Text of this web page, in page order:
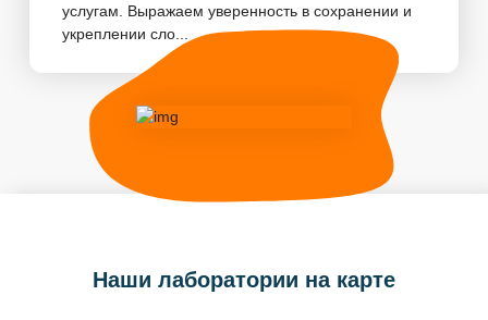
услугам. Выражаем уверенность в сохранении и
укреплении сло...
Наши лаборатории на карте